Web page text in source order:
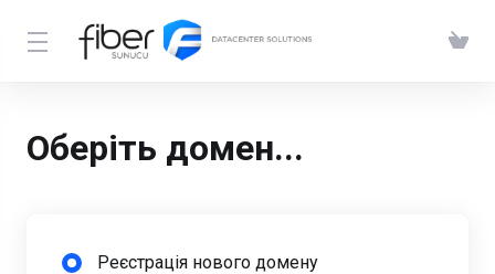
Оберіть домен...
Реєстрація нового домену